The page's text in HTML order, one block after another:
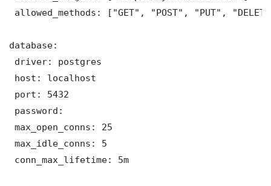
allowed_methods: ["GET", "POST", "PUT",
database:
driver: postgres
host: localhost
port: 5432
password:
max_open_conns: 25
max_idle_conns: 5
conn_max_lifetime: 5m